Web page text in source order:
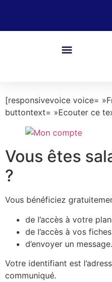
[responsivevoice voice=
buttontext= »Ecouter ce
Vous êtes
?
Vous bénéficiez
de l’accès à votre
de l’accès à vos
d’envoyer un message.
Votre identifiant est
communiqué.